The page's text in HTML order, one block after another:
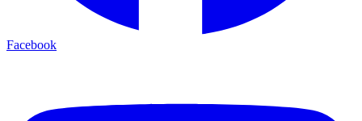
Facebook